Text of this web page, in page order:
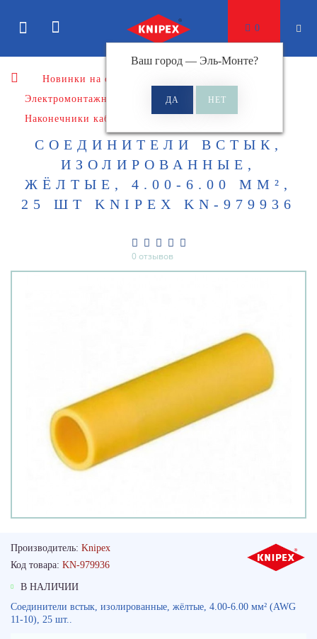
Ваш город — Эль-Монте?
0
Новинки на сайте
Электромонтажный инструмент
Наконечники кабельные
СОЕДИНИТЕЛИ ВСТЫК,
ИЗОЛИРОВАННЫЕ,
ЖЁЛТЫЕ, 4.00-6.00 ММ²,
25 ШТ KNIPEX KN-979936
0 отзывов
Производитель: Knipex
Код товара: KN-979936
В НАЛИЧИИ
Соединители встык, изолированные, жёлтые, 4.00-6.00 мм² (AWG
11-10), 25 шт..